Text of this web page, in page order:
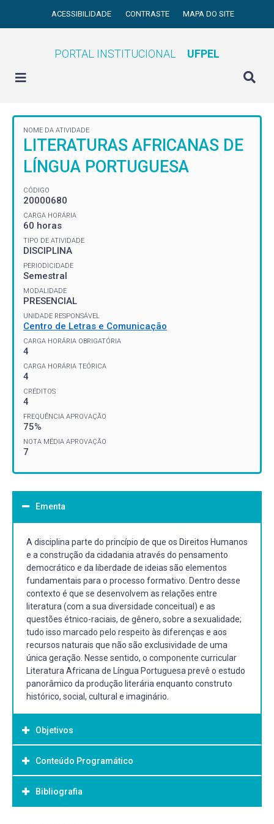
ACESSIBILIDADE CONTRASTE MAPA DO SITE
PORTAL INSTITUCIONAL UFPEL
NOME DA ATIVIDADE
LITERATURAS AFRICANAS DE
LÍNGUA PORTUGUESA
CÓDIGO
20000680
CARGA HORÁRIA
60 horas
TIPO DE ATIVIDADE
DISCIPLINA
PERIODICIDADE
Semestral
MODALIDADE
PRESENCIAL
UNIDADE RESPONSÁVEL
Centro de Letras e Comunicação
CARGA HORÁRIA OBRIGATÓRIA
4
CARGA HORÁRIA TEÓRICA
4
CRÉDITOS
4
FREQUÊNCIA APROVAÇÃO
75%
NOTA MÉDIA APROVAÇÃO
7
Ementa
A disciplina parte do princípio de que os Direitos Humanos
e a construção da cidadania através do pensamento
democrático e da liberdade de ideias são elementos
fundamentais para o processo formativo. Dentro desse
contexto é que se desenvolvem as relações entre
literatura (com a sua diversidade conceitual) e as
questões étnico-raciais, de gênero, sobre a sexualidade;
tudo isso marcado pelo respeito às diferenças e aos
recursos naturais que não são exclusividade de uma
única geração. Nesse sentido, o componente curricular
Literatura Africana de Língua Portuguesa prevê o estudo
panorâmico da produção literária enquanto construto
histórico, social, cultural e imaginário.
Objetivos
Objetivo Geral:
Objetivo Geral:
Oportunizar ao aluno o conhecimento da produção
Conteúdo Programático
1. A condição colonial: a presença portuguesa na África.
2. A formação das literaturas africanas de língua
Bibliografia